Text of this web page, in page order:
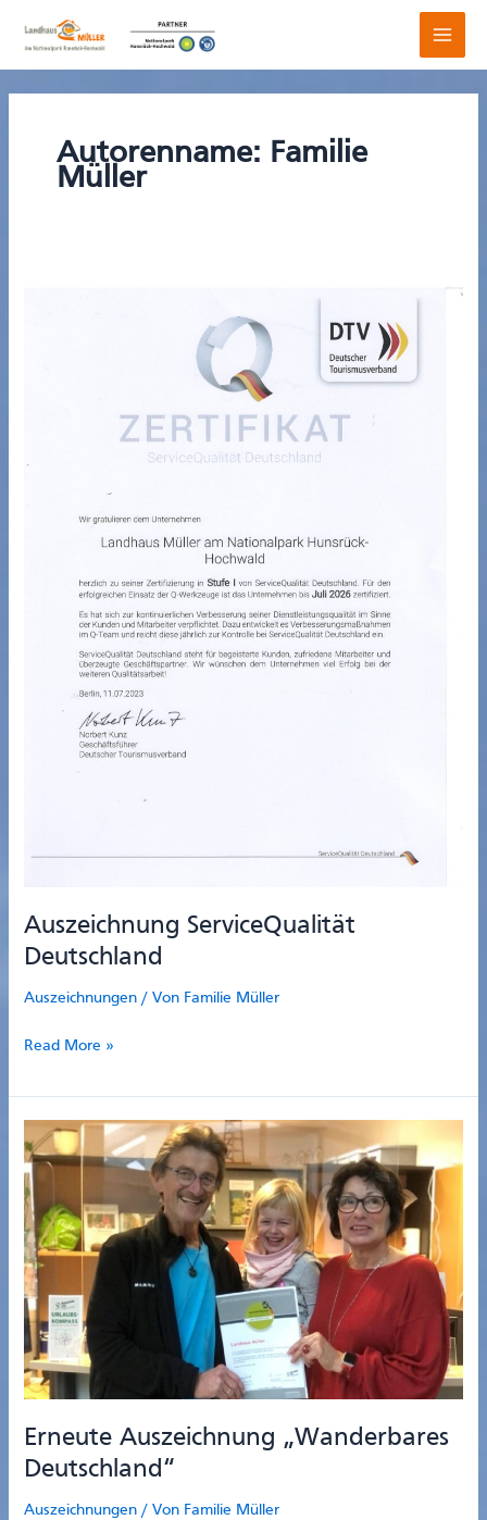
Inhalt
Autorenname: Familie
Müller
Auszeichnung ServiceQualität
Deutschland
Auszeichnungen / Von Familie Müller
Auszeichnung
Deutschland
Read More »
Erneute Auszeichnung „Wanderbares
Deutschland“
Auszeichnungen / Von Familie Müller